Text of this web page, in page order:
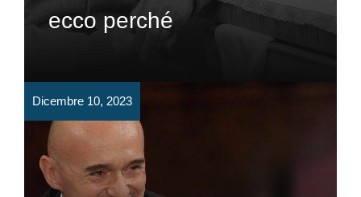
ecco perché
Dicembre 10, 2023